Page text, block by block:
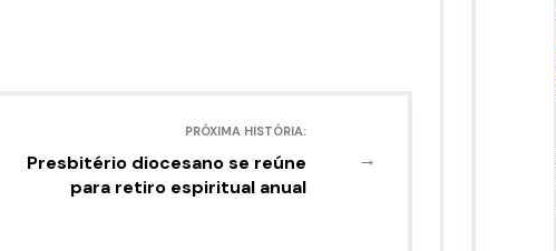
→
PRÓXIMA HISTÓRIA:
Presbitério diocesano se reúne
para retiro espiritual anual